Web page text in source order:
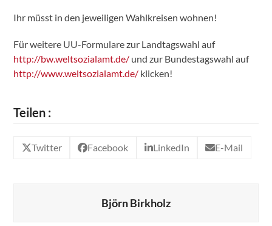
Ihr müsst in den jeweiligen Wahlkreisen wohnen!
Für weitere UU-Formulare zur Landtagswahl auf
http://bw.weltsozialamt.de/ und zur Bundestagswahl auf
http://www.weltsozialamt.de/ klicken!
Teilen :
Twitter Facebook LinkedIn E-Mail
Björn Birkholz